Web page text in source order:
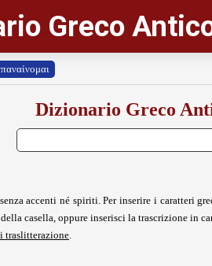
Greco
Dizionario Greco
accenti né spiriti. Per inserire i caratteri
della casella, oppure inserisci la trascrizione in
traslitterazione.